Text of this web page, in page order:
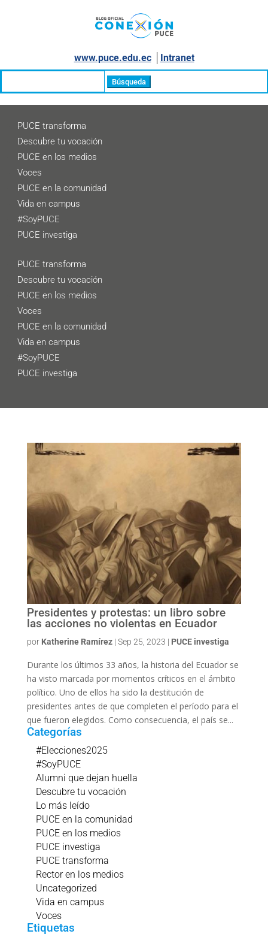
www.puce.edu.ec│ Intranet
PUCE transforma
Descubre tu vocación
PUCE en los medios
Voces
PUCE en la comunidad
Vida en campus
#SoyPUCE
PUCE investiga
PUCE transforma
Descubre tu vocación
PUCE en los medios
Voces
PUCE en la comunidad
Vida en campus
#SoyPUCE
PUCE investiga
Presidentes y protestas: un libro sobre
las acciones no violentas en Ecuador
por Katherine Ramírez| Sep 25, 2023 | PUCE investiga
Durante los últimos 33 años, la historia del Ecuador se
ha visto marcada por momentos críticos en el ámbito
político. Uno de ellos ha sido la destitución de
presidentes antes de que completen el período para el
que fueron elegidos. Como consecuencia, el país se...
Categorías
#Elecciones2025
#SoyPUCE
Alumni que dejan huella
Descubre tu vocación
Lo más leído
PUCE en la comunidad
PUCE en los medios
PUCE investiga
PUCE transforma
Rector en los medios
Uncategorized
Vida en campus
Voces
Etiquetas